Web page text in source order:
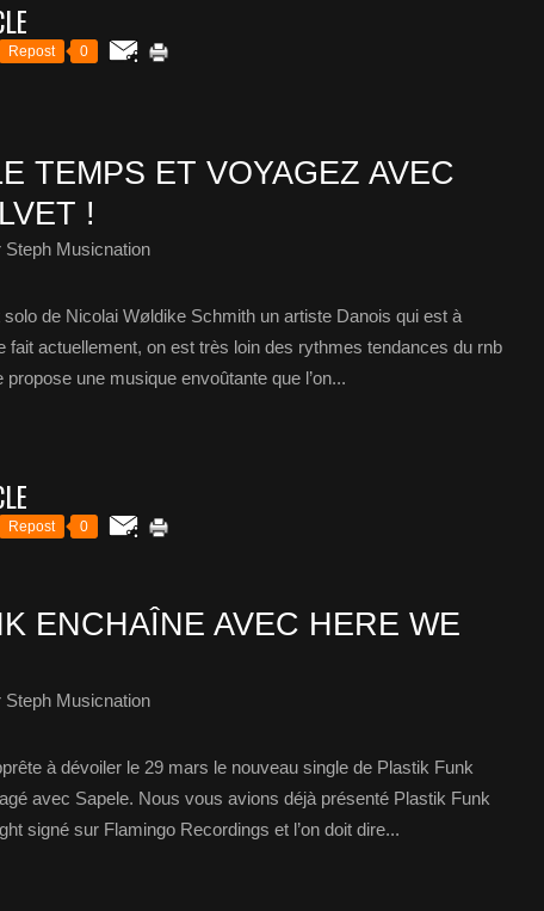
Repost 0
TEMPS ET VOYAGEZ AVEC
!
Steph Musicnation
de Nicolai Wøldike Schmith un artiste Danois qui est à
fait actuellement, on est très loin des rythmes tendances du rnb
propose une musique envoûtante que l’on...
Repost 0
ENCHAÎNE AVEC HERE WE
Steph Musicnation
à dévoiler le 29 mars le nouveau single de Plastik Funk
avec Sapele. Nous vous avions déjà présenté Plastik Funk
signé sur Flamingo Recordings et l’on doit dire...